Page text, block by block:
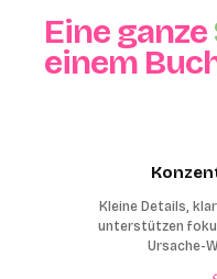
Eine ganze
einem
Kleine Details,
unterstützen
Ursache-